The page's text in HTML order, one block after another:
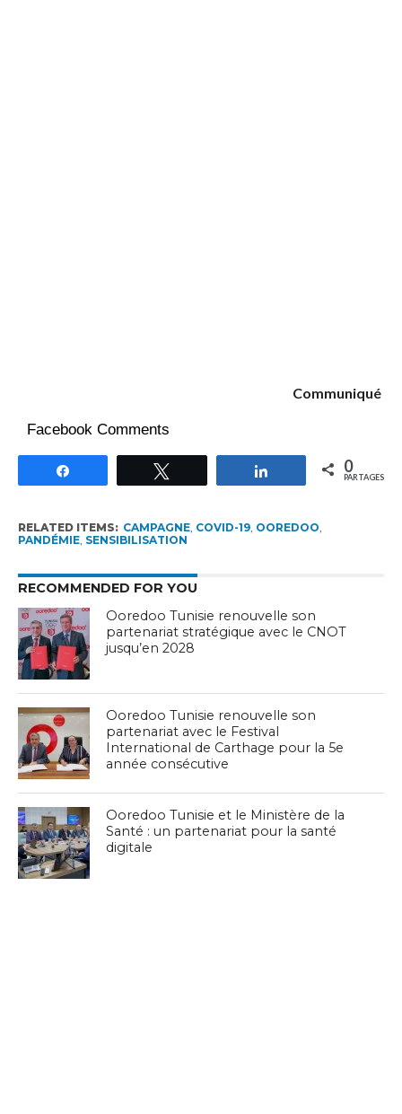
Communiqué
Facebook Comments
Partagez 0
PARTAGES
RELATED ITEMS: CAMPAGNE, COVID-19, OOREDOO
PANDÉMIE, SENSIBILISATION
RECOMMENDED FOR YOU
Ooredoo Tunisie renouvelle son
partenariat stratégique avec le CNOT
jusqu’en 2028
Ooredoo Tunisie renouvelle son
partenariat avec le Festival
International de Carthage pour la 5e
année consécutive
Ooredoo Tunisie et le Ministère de la
Santé : un partenariat pour la santé
digitale